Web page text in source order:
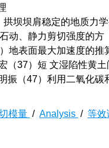
定的地质力学整
、静力剪切强度的方
最大加速度的推
文湿陷性黄土间
二氧化碳和施加
模量 / Analysis / 等效